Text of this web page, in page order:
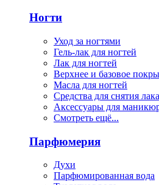
Ногти
Уход за ногтями
Гель-лак для ногтей
Лак для ногтей
Верхнее и базовое
Масла для ногтей
Средства для снятия
Аксессуары для
Смотреть ещё...
Парфюмерия
Духи
Парфюмированная вода